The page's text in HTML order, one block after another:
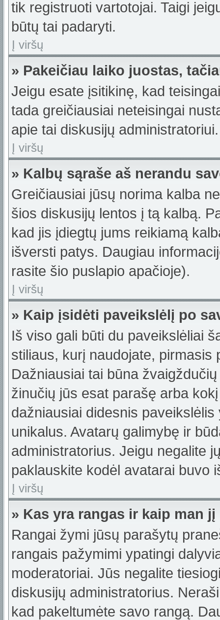
tik registruoti vartotojai. Taigi
būtų tai padaryti.
Į viršų
» Pakeičiau laiko juostas,
Jeigu esate įsitikinę, kad
tada greičiausiai neteisingai
apie tai diskusijų administratoriui.
Į viršų
» Kalbų sąraše aš nerandu
Greičiausiai jūsų norima kalba
šios diskusijų lentos į tą kalbą.
kad jis įdiegtų jums reikiamą
išversti patys. Daugiau
rasite šio puslapio apačioje).
Į viršų
» Kaip įsidėti paveikslėlį po
Iš viso gali būti du paveikslėliai
stiliaus, kurį naudojate,
Dažniausiai tai būna
žinučių jūs esat parašę arba
dažniausiai didesnis
unikalus. Avatarų galimybę ir
administratorius. Jeigu negalite
paklauskite kodėl avatarai buvo
Į viršų
» Kas yra rangas ir kaip man
Rangai žymi jūsų parašytų
rangais pažymimi ypatingi
moderatoriai. Jūs negalite
diskusijų administratorius.
kad pakeltumėte savo rangą.